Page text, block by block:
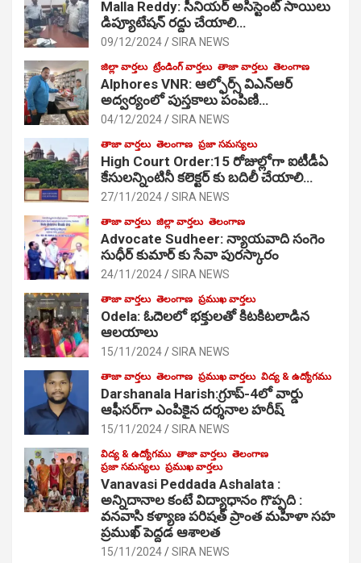
Malla Reddy: సీనియర్ అసిస్టెంట్ సాయిలు
డిప్యూటేషన్ రద్దు చేయాలి…
09/12/2024 SIRA NEWS
జిల్లా వార్తలు ట్రేండింగ్ వార్తలు తాజా వార్తలు తెలంగాణ
Alphores VNR: ఆల్ఫోర్స్ విఎన్ఆర్
అద్వర్యంలో పుస్తకాలు పంపిణి…
04/12/2024 SIRA NEWS
తాజా వార్తలు తెలంగాణ ప్రజా సమస్యలు
High Court Order:15 రోజుల్లోగా ఐటీడీఏ
కేసులన్నింటినీ కలెక్టర్ కు బదిలీ చేయాలి…
27/11/2024 SIRA NEWS
తాజా వార్తలు జిల్లా వార్తలు తెలంగాణ
Advocate Sudheer: న్యాయవాది సంగెం
సుధీర్ కుమార్ కు సేవా పురస్కారం
24/11/2024 SIRA NEWS
తాజా వార్తలు తెలంగాణ ప్రముఖ వార్తలు
Odela: ఓదెల‌లో భక్తులతో కిటకిటలాడిన
ఆల‌యాలు
15/11/2024 SIRA NEWS
తాజా వార్తలు తెలంగాణ ప్రముఖ వార్తలు విద్య & ఉద్యోగము
Darshanala Harish:గ్రూప్-4లో వార్డు
ఆఫీసర్‌గా ఎంపికైన దర్శనాల హరీష్
15/11/2024 SIRA NEWS
విద్య & ఉద్యోగము తాజా వార్తలు తెలంగాణ
ప్రజా సమస్యలు ప్రముఖ వార్తలు
Vanavasi Peddada Ashalata :
అన్నిదానాల కంటే విద్యాధానం గొప్పది :
వనవాసి కళ్యాణ పరిషత్ ప్రాంత మహిళా సహ
ప్రముఖ్ పెద్దడ ఆశాలత
15/11/2024 SIRA NEWS